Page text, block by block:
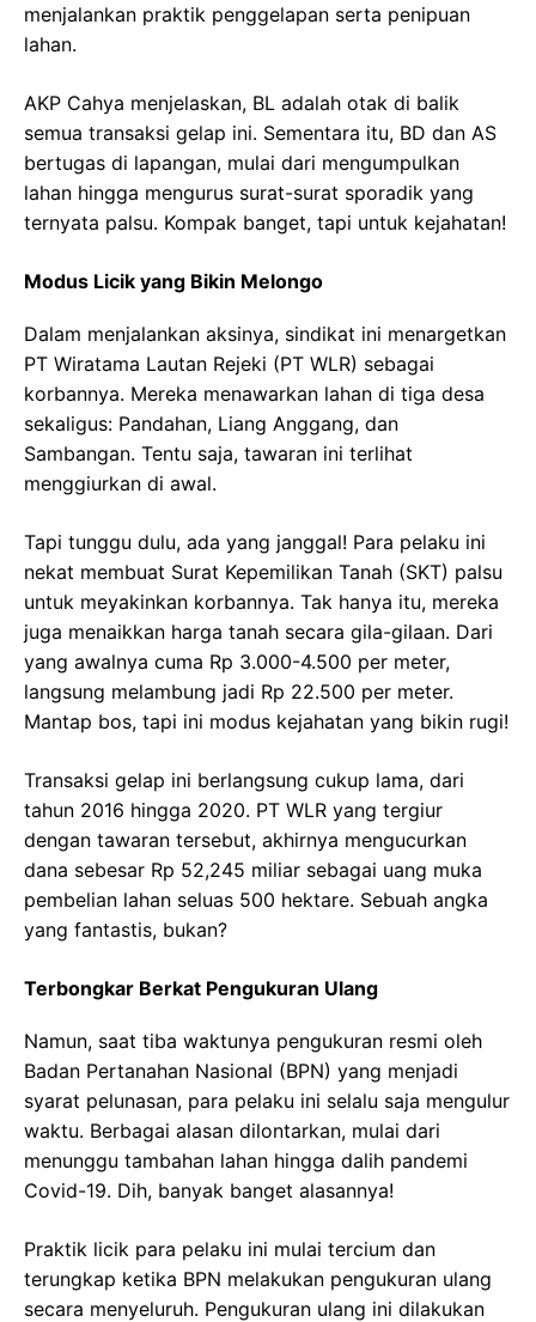
menjalankan praktik penggelapan serta penipuan
lahan.
AKP Cahya menjelaskan, BL adalah otak di balik
semua transaksi gelap ini. Sementara itu, BD dan AS
bertugas di lapangan, mulai dari mengumpulkan
lahan hingga mengurus surat-surat sporadik yang
ternyata palsu. Kompak banget, tapi untuk kejahatan!
Modus Licik yang Bikin Melongo
Dalam menjalankan aksinya, sindikat ini menargetkan
PT Wiratama Lautan Rejeki (PT WLR) sebagai
korbannya. Mereka menawarkan lahan di tiga desa
sekaligus: Pandahan, Liang Anggang, dan
Sambangan. Tentu saja, tawaran ini terlihat
menggiurkan di awal.
Tapi tunggu dulu, ada yang janggal! Para pelaku ini
nekat membuat Surat Kepemilikan Tanah (SKT) palsu
untuk meyakinkan korbannya. Tak hanya itu, mereka
juga menaikkan harga tanah secara gila-gilaan. Dari
yang awalnya cuma Rp 3.000-4.500 per meter,
langsung melambung jadi Rp 22.500 per meter.
Mantap bos, tapi ini modus kejahatan yang bikin rugi!
Transaksi gelap ini berlangsung cukup lama, dari
tahun 2016 hingga 2020. PT WLR yang tergiur
dengan tawaran tersebut, akhirnya mengucurkan
dana sebesar Rp 52,245 miliar sebagai uang muka
pembelian lahan seluas 500 hektare. Sebuah angka
yang fantastis, bukan?
Terbongkar Berkat Pengukuran Ulang
Namun, saat tiba waktunya pengukuran resmi oleh
Badan Pertanahan Nasional (BPN) yang menjadi
syarat pelunasan, para pelaku ini selalu saja mengulur
waktu. Berbagai alasan dilontarkan, mulai dari
menunggu tambahan lahan hingga dalih pandemi
Covid-19. Dih, banyak banget alasannya!
Praktik licik para pelaku ini mulai tercium dan
terungkap ketika BPN melakukan pengukuran ulang
secara menyeluruh. Pengukuran ulang ini dilakukan